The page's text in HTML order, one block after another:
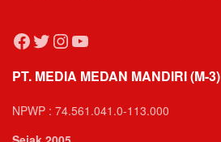
Facebook
Twitter
Instagram
YouTube
PT. MEDIA MEDAN MANDIRI (M-3)
NPWP : 74.561.041.0-113.000